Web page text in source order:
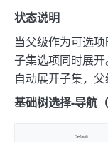
状态说明
当父级作为可选
子集选项同时展开
自动展开子集，父
基础树选择-导航